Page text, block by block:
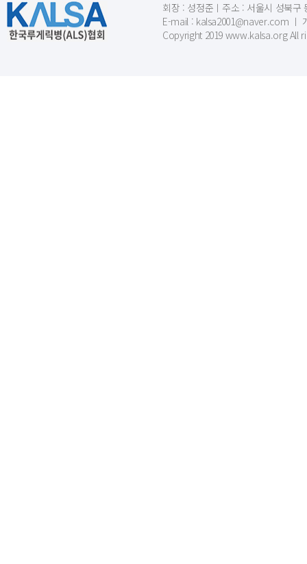
회장 : 성정준ㅣ주소 : 서울시 성북구
E-mail : kalsa2001@naver.com ㅣ
Copyright 2019 www.kalsa.org All